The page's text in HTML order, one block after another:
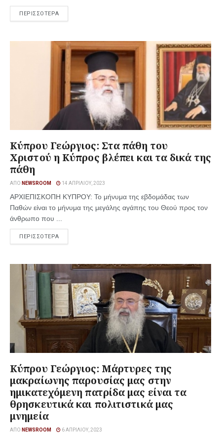
ΠΕΡΙΣΣΟΤΕΡΑ
Κύπρου Γεώργιος: Στα πάθη του
Χριστού η Κύπρος βλέπει και τα δικά της
πάθη
ΑΠΌ NEWSROOM 14 ΑΠΡΙΛΊΟΥ, 2023
ΑΡΧΙΕΠΙΣΚΟΠΗ ΚΥΠΡΟΥ: Το μήνυμα της εβδομάδας των
Παθών είναι το μήνυμα της μεγάλης αγάπης του Θεού προς τον
άνθρωπο που ...
ΠΕΡΙΣΣΟΤΕΡΑ
Κύπρου Γεώργιος: Μάρτυρες της
μακραίωνης παρουσίας μας στην
ημικατεχόμενη πατρίδα μας είναι τα
θρησκευτικά και πολιτιστικά μας
μνημεία
ΑΠΌ NEWSROOM 6 ΑΠΡΙΛΊΟΥ, 2023